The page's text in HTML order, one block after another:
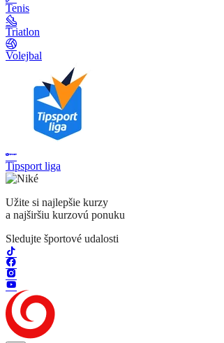
Tenis
Triatlon
Volejbal
Tipsport liga
Užite si najlepšie kurzy
a najširšiu kurzovú ponuku
Sledujte športové udalosti